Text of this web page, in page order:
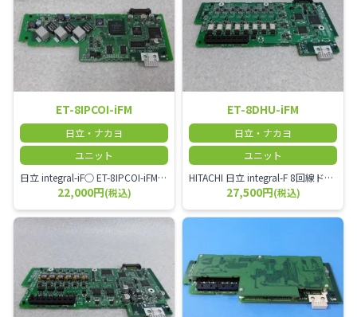
ET-8IPCOI-iFM
日立・ナカヨ
ユニット
日立 integral-iF○ ET-8IPCOI-iFMは、IP-VPN、インターネットVPNなどを利用した拠点間接続が可能なユニット○ 8ch対応◆マルチキャリア対応・ひかり電話 / ひかり電話A / ひかりオフィスタイプ・FUSION IP-Phone・OCNドットフォンオフィス・KDDI-IPフォン / KDDI 光 ダイレクト / auひかりビジネス
22,000円(税込)
ET-8DHU-iFM
日立・ナカヨ
ユニット
HITACHI 日立 integral-F 8回線ドアホンユニット
27,500円(税込)